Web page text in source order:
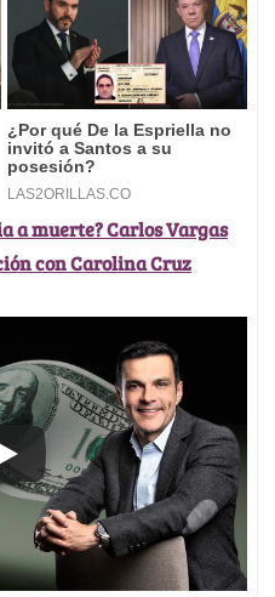
a muerte? Carlos Vargas
con Carolina Cruz